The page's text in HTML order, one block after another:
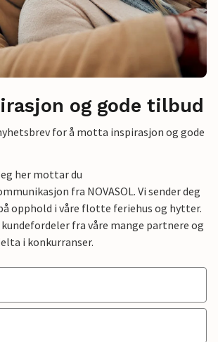
og gode tilbud
for å motta inspirasjon og gode
her mottar du
fra NOVASOL. Vi sender deg
opphold i våre flotte feriehus og hytter.
fra våre mange partnere og
i konkurranser.